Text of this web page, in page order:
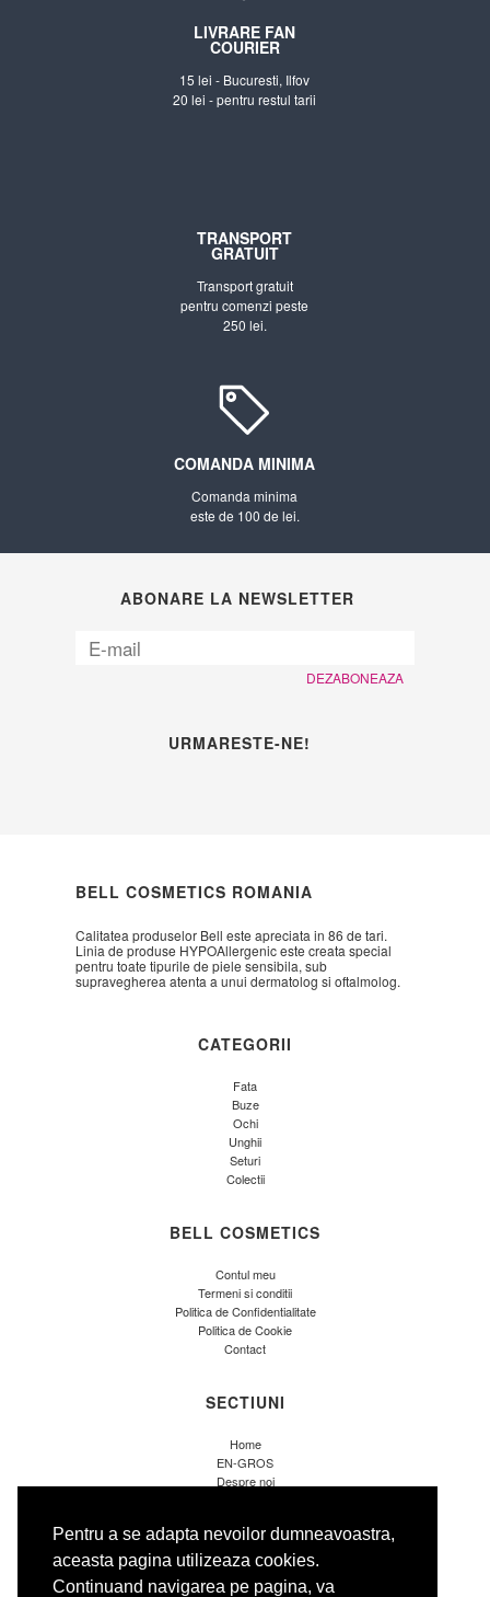
Pentru a se adapta nevoilor dumneavoastra,
aceasta pagina utilizeaza cookies.
Continuand navigarea pe pagina, va
LIVRARE FAN
COURIER
15 lei - Bucuresti, Ilfov
20 lei - pentru restul tarii
TRANSPORT
GRATUIT
Transport gratuit
pentru comenzi peste
250 lei.
COMANDA MINIMA
Comanda minima
este de 100 de lei.
ABONARE LA NEWSLETTER
DEZABONEAZA
URMARESTE-NE!
BELL COSMETICS ROMANIA
Calitatea produselor Bell este apreciata in 86 de tari.
Linia de produse HYPOAllergenic este creata special
pentru toate tipurile de piele sensibila, sub
supravegherea atenta a unui dermatolog si oftalmolog.
CATEGORII
Fata
Buze
Ochi
Unghii
Seturi
Colectii
BELL COSMETICS
Contul meu
Termeni si conditii
Politica de Confidentialitate
Politica de Cookie
Contact
SECTIUNI
Home
EN-GROS
Despre noi
ANPC
CONTACT